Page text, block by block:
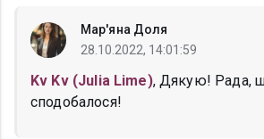
Мар'яна Доля
28.10.2022, 14:01:59
Kv Kv (Julia Lime), Дякую! Рада,
сподобалося!